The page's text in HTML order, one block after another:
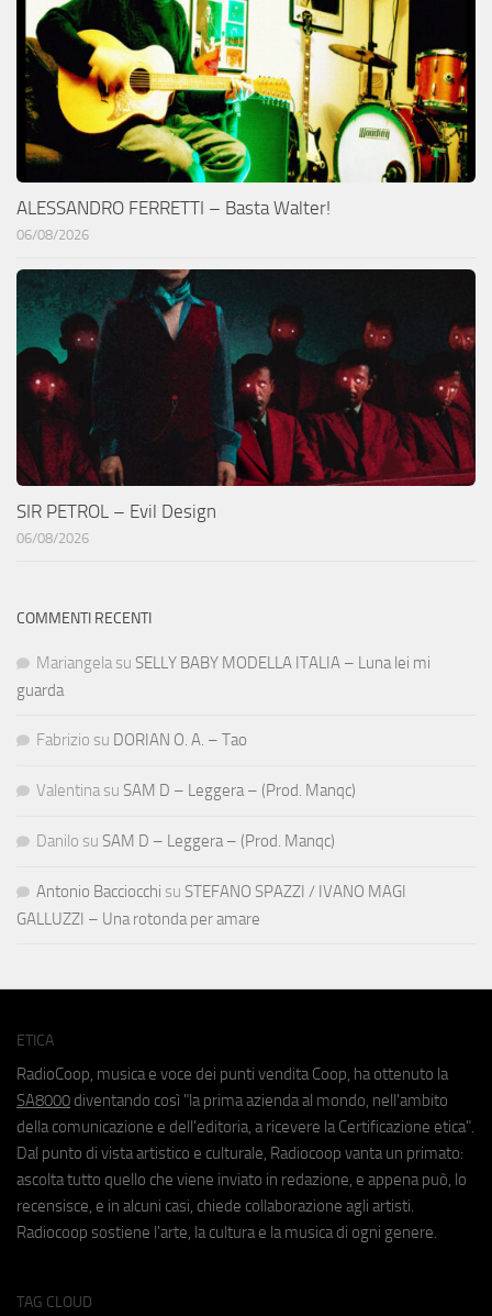
ALESSANDRO FERRETTI – Basta Walter!
06/08/2026
SIR PETROL – Evil Design
06/08/2026
COMMENTI RECENTI
Mariangela su SELLY BABY MODELLA ITALIA – Luna lei mi
guarda
Fabrizio su DORIAN O. A. – Tao
Valentina su SAM D – Leggera – (Prod. Manqc)
Danilo su SAM D – Leggera – (Prod. Manqc)
Antonio Bacciocchi su STEFANO SPAZZI / IVANO MAGI
GALLUZZI – Una rotonda per amare
ETICA
RadioCoop, musica e voce dei punti vendita Coop, ha ottenuto la
SA8000 diventando così "la prima azienda al mondo, nell'ambito
della comunicazione e dell'editoria, a ricevere la Certificazione etica".
Dal punto di vista artistico e culturale, Radiocoop vanta un primato:
ascolta tutto quello che viene inviato in redazione, e appena può, lo
recensisce, e in alcuni casi, chiede collaborazione agli artisti.
Radiocoop sostiene l'arte, la cultura e la musica di ogni genere.
TAG CLOUD